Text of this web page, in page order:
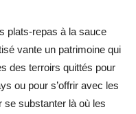
plats-repas à la sauce
vante un patrimoine qui
des terroirs quittés pour
ou pour s’offrir avec les
se substanter là où les